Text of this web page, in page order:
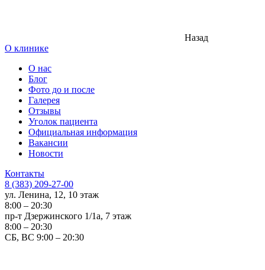
Назад
О клинике
О нас
Блог
Фото до и после
Галерея
Отзывы
Уголок пациента
Официальная информация
Вакансии
Новости
Контакты
8 (383) 209-27-00
ул. Ленина, 12, 10 этаж
8:00 – 20:30
пр-т Дзержинского 1/1а, 7 этаж
8:00 – 20:30
СБ, ВС 9:00 – 20:30